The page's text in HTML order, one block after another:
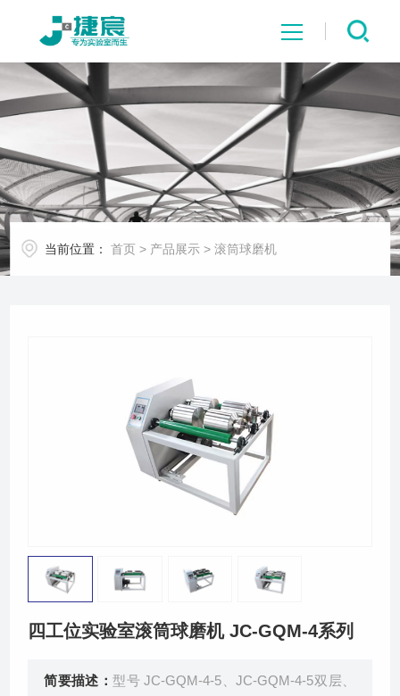
网站首页
关于我们
产品展示
客户案例
联系我们
当前位置： 首页 > 产品展示 >滚筒球磨机
四工位实验室滚筒球磨机 JC-GQM-4系列
简要描述：型号 JC-GQM-4-5、JC-GQM-4-5双层、